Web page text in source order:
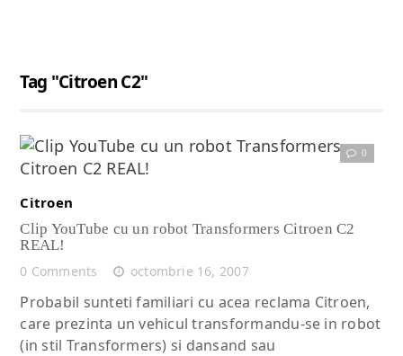
Tag "Citroen C2"
0
Citește articolul complet
Citroen
Clip YouTube cu un robot Transformers Citroen C2
REAL!
0 Comments
octombrie 16, 2007
Probabil sunteti familiari cu acea reclama Citroen,
care prezinta un vehicul transformandu-se in robot
(in stil Transformers) si dansand sau